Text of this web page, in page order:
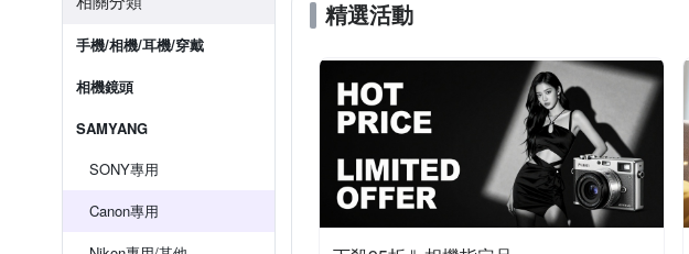
手機/相機/耳機/穿戴
相機鏡頭
SAMYANG
SONY專用
Canon專用
精選活動